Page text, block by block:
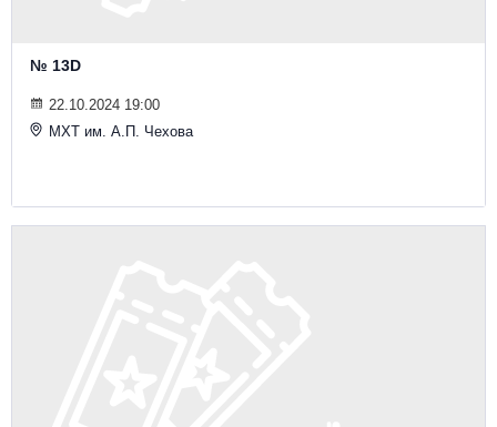
№ 13D
22.10.2024 19:00
МХТ им. А.П. Чехова